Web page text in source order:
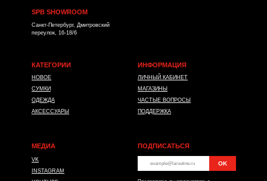
SPB SHOWROOM
Санкт-Петербург, Дмитровский
переулок, 16-18/6
КАТЕГОРИИ
НОВОЕ
СУМКИ
ОДЕЖДА
АКСЕССУАРЫ
ЛИЧНЫЙ КАБИНЕТ
МАГАЗИНЫ
ЧАСТЫЕ ВОПРОСЫ
ПОДДЕРЖКА
ИНФОРМАЦИЯ
VK
INSTAGRAM
МЕДИА ПОДПИСАТЬСЯ
OK
*